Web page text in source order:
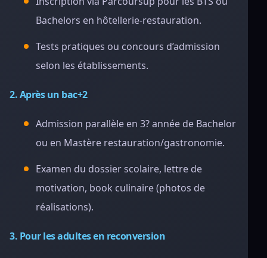
Bachelors en hôtellerie-restauration.
Tests pratiques ou concours d’admission
selon les établissements.
2. Après un bac+2
Admission parallèle en 3? année de Bachelor
ou en Mastère restauration/gastronomie.
Examen du dossier scolaire, lettre de
motivation, book culinaire (photos de
réalisations).
3. Pour les adultes en reconversion